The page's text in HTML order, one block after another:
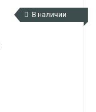
В наличии